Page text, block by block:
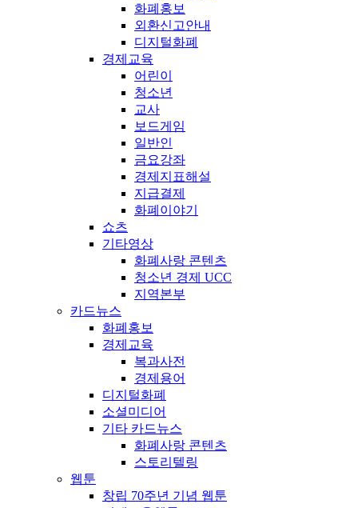
화폐홍보
외환신고안내
디지털화폐
경제교육
어린이
청소년
교사
보드게임
일반인
금요강좌
경제지표해설
지급결제
화폐이야기
쇼츠
기타영상
화폐사랑 콘텐츠
청소년 경제 UCC
지역본부
카드뉴스
화폐홍보
경제교육
복과사전
경제용어
디지털화폐
소셜미디어
기타 카드뉴스
화폐사랑 콘텐츠
스토리텔링
웹툰
창립 70주년 기념 웹툰